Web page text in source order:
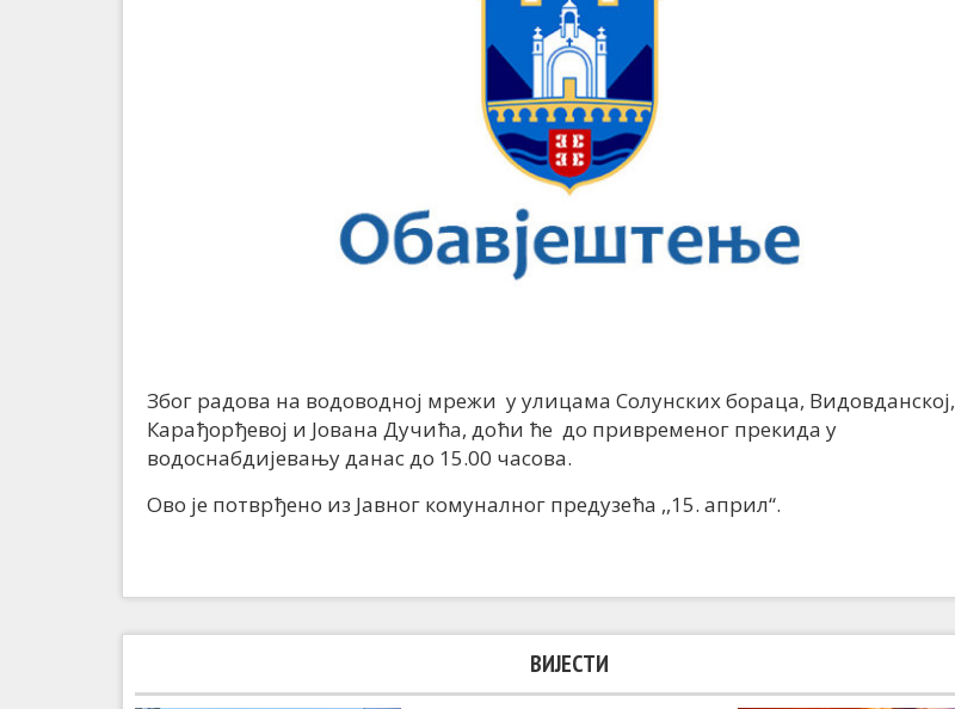
Због радова на водоводној мрежи у улицама Солунских бораца, Видовданској,
Карађорђевој и Јована Дучића, доћи ће до привременог прекида у
водоснабдијевању данас до 15.00 часова.
Ово је потврђено из Јавног комуналног предузећа ,,15. април“.
ВИЈЕСТИ